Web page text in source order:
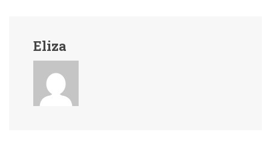
Eliza